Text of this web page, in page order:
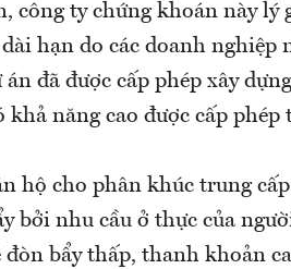
công ty chứng khoán này
hạn do các doanh nghiệp
đã được cấp phép xây
khả năng cao được cấp
hộ cho phân khúc trung
bởi nhu cầu ở thực của
bẩy thấp, thanh khoản